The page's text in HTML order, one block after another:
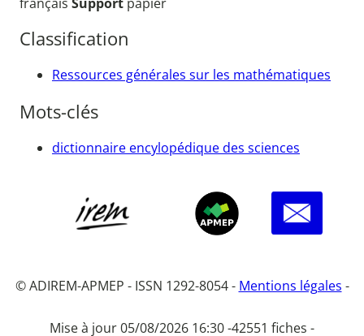
Classification
Ressources générales sur les mathématiques
Mots-clés
dictionnaire encylopédique des sciences
© ADIREM-APMEP - ISSN 1292-8054 - Mentions légales -
Mise à jour 05/08/2026 16:30 -42551 fiches -